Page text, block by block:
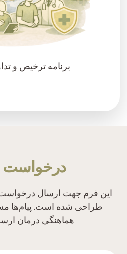
برنامه ترخیص و
درخواست
این فرم جهت ارسال درخواست
طراحی شده است. پیام‌ها
هماهنگی درمان